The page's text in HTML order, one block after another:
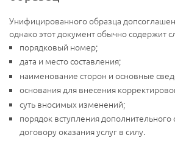
Унифицированного образца
однако этот документ обычно содержит
порядковый номер;
дата и место составления;
наименование сторон и основные
основания для внесения
суть вносимых изменений;
порядок вступления дополнительного
договору оказания услуг в силу.